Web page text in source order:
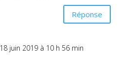
Réponse
juin 2019 à 10 h 56 min